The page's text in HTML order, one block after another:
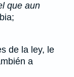
que aun
de la ley, le
a